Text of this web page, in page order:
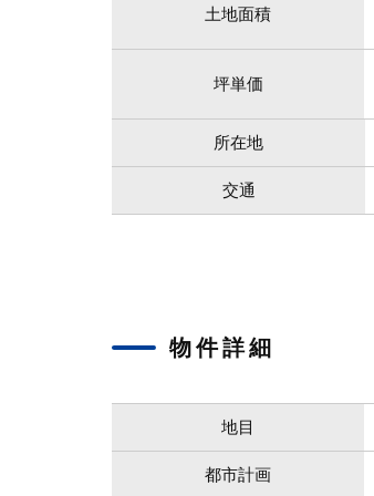
土地面積
坪単価
所在地
交通
物件詳細
地目
都市計画